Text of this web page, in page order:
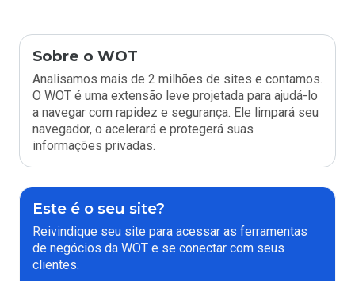
Sobre o WOT
Analisamos mais de 2 milhões de sites e contamos.
O WOT é uma extensão leve projetada para ajudá-lo
a navegar com rapidez e segurança. Ele limpará seu
navegador, o acelerará e protegerá suas
informações privadas.
Este é o seu site?
Reivindique seu site para acessar as ferramentas
de negócios da WOT e se conectar com seus
clientes.